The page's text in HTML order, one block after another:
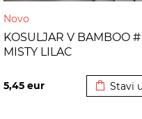
Novo
KOSULJAR V BAMBOO #
MISTY LILAC
5,45 eur Stavi